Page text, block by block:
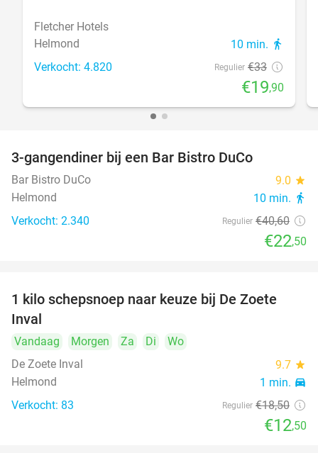
Fletcher Hotels
Helmond
10 min. directions_walk
Verkocht: 4.820 Regulier €33
€19,90
3-gangendiner bij een Bar Bistro DuCo
Bar Bistro DuCo 9.0 star
Helmond 10 min. directions_walk
Verkocht: 2.340 Regulier €40,60
€22,50
32%
1 kilo schepsnoep naar keuze bij De Zoete
Inval
Vandaag Morgen Za Di
Wo
De Zoete Inval
9.7 star
Helmond 1 min. directions_car
Verkocht: 83 Regulier €18,50
€12,50